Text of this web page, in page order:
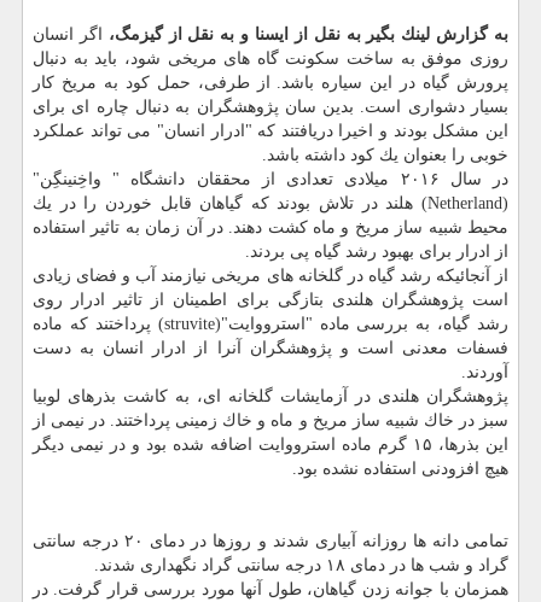
به گزارش لینك بگیر به نقل از ایسنا و به نقل از گیزمگ، اگر انسان
روزی موفق به ساخت سكونت گاه های مریخی شود، باید به دنبال
پرورش گیاه در این سیاره باشد. از طرفی، حمل كود به مریخ كار
بسیار دشواری است. بدین سان پژوهشگران به دنبال چاره ای برای
این مشكل بودند و اخیرا دریافتند كه "ادرار انسان" می تواند عملكرد
خوبی را بعنوان یك كود داشته باشد.
در سال ۲۰۱۶ میلادی تعدادی از محققان دانشگاه " واخِنینگِن"
(Netherland) هلند در تلاش بودند كه گیاهان قابل خوردن را در یك
محیط شبیه ساز مریخ و ماه كشت دهند. در آن زمان به تاثیر استفاده
از ادرار برای بهبود رشد گیاه پی بردند.
از آنجائیكه رشد گیاه در گلخانه های مریخی نیازمند آب و فضای زیادی
است پژوهشگران هلندی بتازگی برای اطمینان از تاثیر ادرار روی
رشد گیاه، به بررسی ماده "استرووایت"(struvite) پرداختند كه ماده
فسفات معدنی است و پژوهشگران آنرا از ادرار انسان به دست
آوردند.
پژوهشگران هلندی در آزمایشات گلخانه ای، به كاشت بذرهای لوبیا
سبز در خاك شبیه ساز مریخ و ماه و خاك زمینی پرداختند. در نیمی از
این بذرها، ۱۵ گرم ماده استرووایت اضافه شده بود و در نیمی دیگر
هیچ افزودنی استفاده نشده بود.
تمامی دانه ها روزانه آبیاری شدند و روزها در دمای ۲۰ درجه سانتی
گراد و شب ها در دمای ۱۸ درجه سانتی گراد نگهداری شدند.
همزمان با جوانه زدن گیاهان، طول آنها مورد بررسی قرار گرفت. در